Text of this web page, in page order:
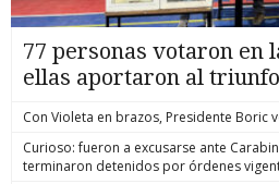
77 personas votaron en
ellas aportaron al
Con Violeta en brazos, Presidente Boric
Curioso: fueron a excusarse ante
terminaron detenidos por órdenes